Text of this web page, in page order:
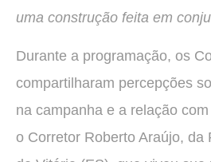
uma construção feita em
Durante a programação, os
compartilharam percepções
na campanha e a relação
o Corretor Roberto Araújo, da